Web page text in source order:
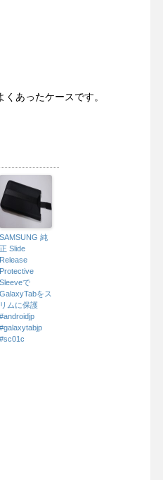
あったケースです。
SAMSUNG 純
正 Slide
Release
Protective
Sleeveで
GalaxyTabをス
リムに保護
#androidjp
#galaxytabjp
#sc01c